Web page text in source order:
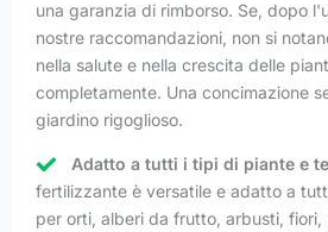
una garanzia di rimborso. Se, dopo
nostre raccomandazioni, non si
nella salute e nella crescita delle
completamente. Una concimazione
giardino rigoglioso.
Adatto a tutti i tipi di piante e
fertilizzante è versatile e adatto a
per orti, alberi da frutto, arbusti,